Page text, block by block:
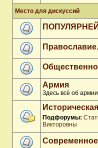
Место для дискуссий
Армия
Здесь всё об
Подфорумы:
Викторовны
Современное